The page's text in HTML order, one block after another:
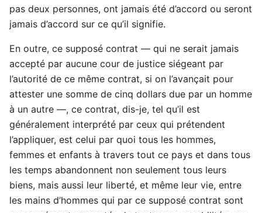
pas deux personnes, ont jamais été d’accord ou seront
jamais d’accord sur ce qu’il signifie.
En outre, ce supposé contrat — qui ne serait jamais
accepté par aucune cour de justice siégeant par
l’autorité de ce même contrat, si on l’avançait pour
attester une somme de cinq dollars due par un homme
à un autre —, ce contrat, dis-je, tel qu’il est
généralement interprété par ceux qui prétendent
l’appliquer, est celui par quoi tous les hommes,
femmes et enfants à travers tout ce pays et dans tous
les temps abandonnent non seulement tous leurs
biens, mais aussi leur liberté, et même leur vie, entre
les mains d’hommes qui par ce supposé contrat sont